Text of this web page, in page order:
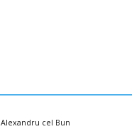
Alexandru cel Bun